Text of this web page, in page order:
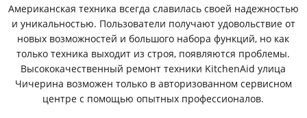
Американская техника всегда славилась своей надежностью
и уникальностью. Пользователи получают удовольствие от
новых возможностей и большого набора функций, но как
только техника выходит из строя, появляются проблемы.
Высококачественный ремонт техники KitchenAid улица
Чичерина возможен только в авторизованном сервисном
центре с помощью опытных профессионалов.